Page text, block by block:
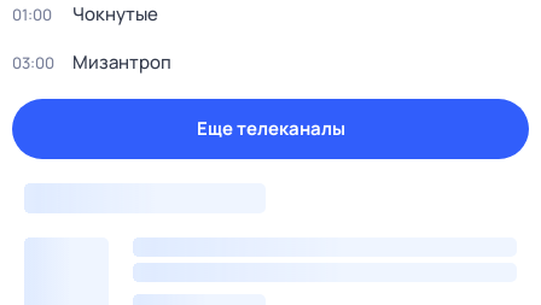
01:00 Чокнутые
03:00 Мизантроп
Еще телеканалы